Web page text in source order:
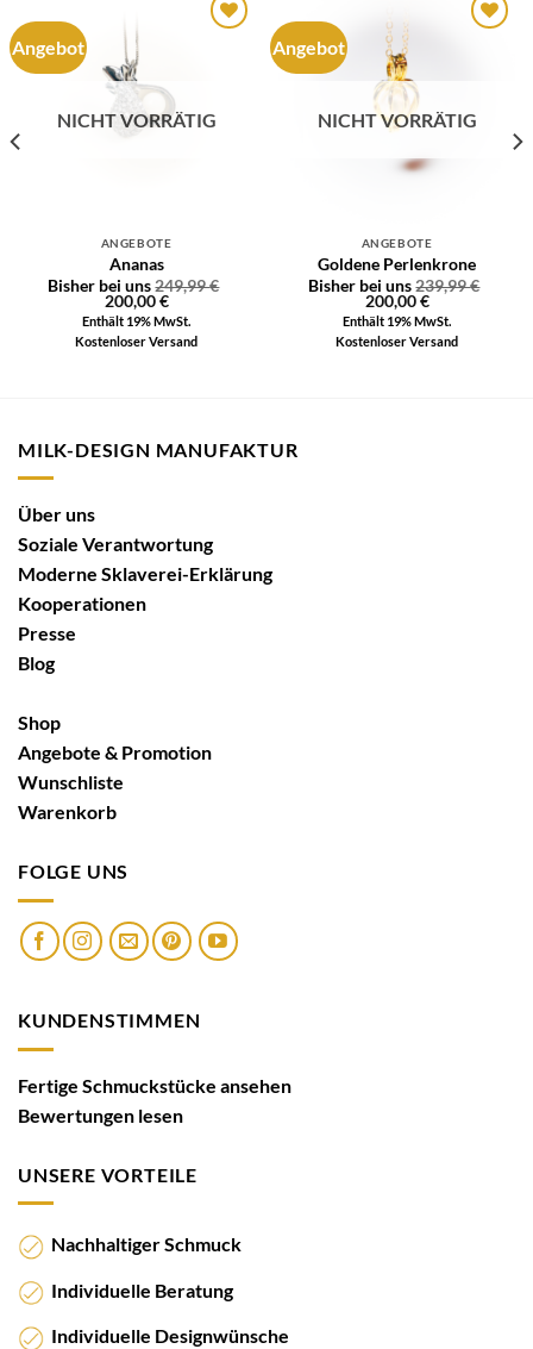
Angebot
NICHT VORRÄTIG
ANGEBOTE
Ananas
Bisher bei uns 249,99€
200,00€
Enthält 19% MwSt.
Kostenloser Versand
Angebot
NICHT VORRÄTIG
ANGEBOTE
Goldene Perlenkrone
Bisher bei uns 239,99€
200,00€
Enthält 19% MwSt.
Kostenloser Versand
MILK-DESIGN MANUFAKTUR
Über uns
Soziale Verantwortung
Moderne Sklaverei-Erklärung
Kooperationen
Presse
Blog
Shop
Angebote & Promotion
Wunschliste
Warenkorb
FOLGE UNS
KUNDENSTIMMEN
Fertige Schmuckstücke ansehen
Bewertungen lesen
UNSERE VORTEILE
Nachhaltiger Schmuck
Individuelle Beratung
Individuelle Designwünsche